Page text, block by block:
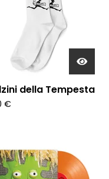
della Tempesta
€